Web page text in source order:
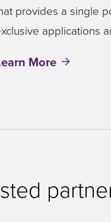
provides a single
applications
More